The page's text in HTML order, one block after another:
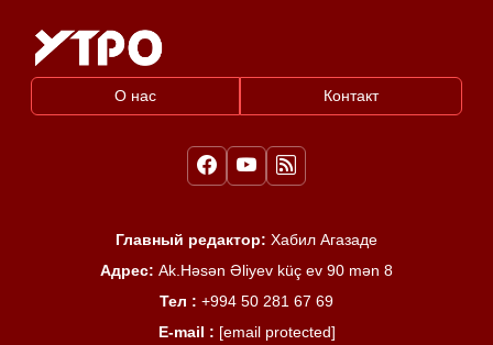
О нас Контакт
Главный редактор: Хабил Агазаде
Адрес: Ak.Həsən Əliyev küç ev 90 mən 8
Тел : +994 50 281 67 69
E-mail : [email protected]